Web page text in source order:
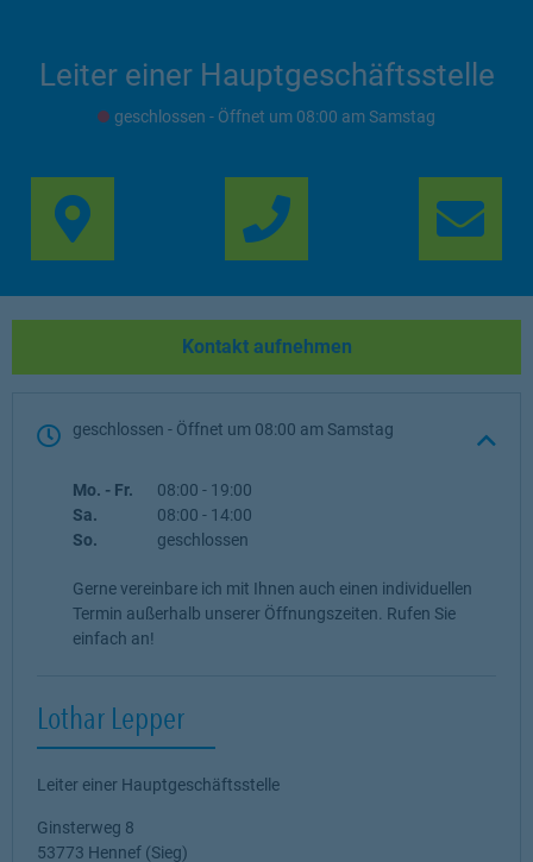
Leiter einer Hauptgeschäftsstelle
geschlossen - Öffnet um 08:00 Samstag
Link Opens in New
Kontakt aufnehmen
geschlossen - Öffnet um 08:00 Samstag
Wochentag Öffnungszeiten
Mo. - Fr. 08:00 - 19:00
Sa.
08:00 - 14:00
So.
geschlossen
Gerne vereinbare ich mit Ihnen auch einen individuellen
Termin außerhalb unserer Öffnungszeiten. Rufen Sie
einfach an!
Lothar Lepper
Leiter einer Hauptgeschäftsstelle
Ginsterweg 8
53773 Hennef (Sieg)